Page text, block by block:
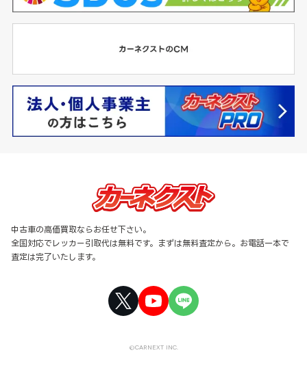
中古車の高価買取ならお任せ下さい。
全国対応でレッカー引取代は無料です。まずは無料査定から。お電話一本で
査定は完了いたします。
©CARNEXT INC.